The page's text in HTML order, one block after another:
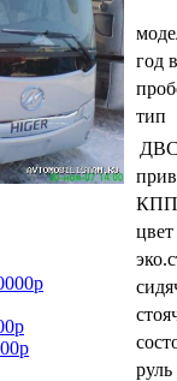
год
тип
КПП
цвет
руль